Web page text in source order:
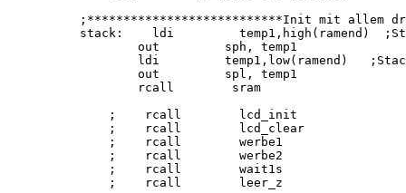
;***************************Init mit allem
stack:    ldi         temp1,high(ramend)
        out         sph, temp1
ldi         temp1,low(ramend)
        out         spl, temp1
        rcall        sram
    ;    rcall        lcd_init
    ;    rcall        lcd_clear
    ;    rcall        werbe1
    ;    rcall        werbe2
    ;    rcall        wait1s
    ;    rcall        leer_z